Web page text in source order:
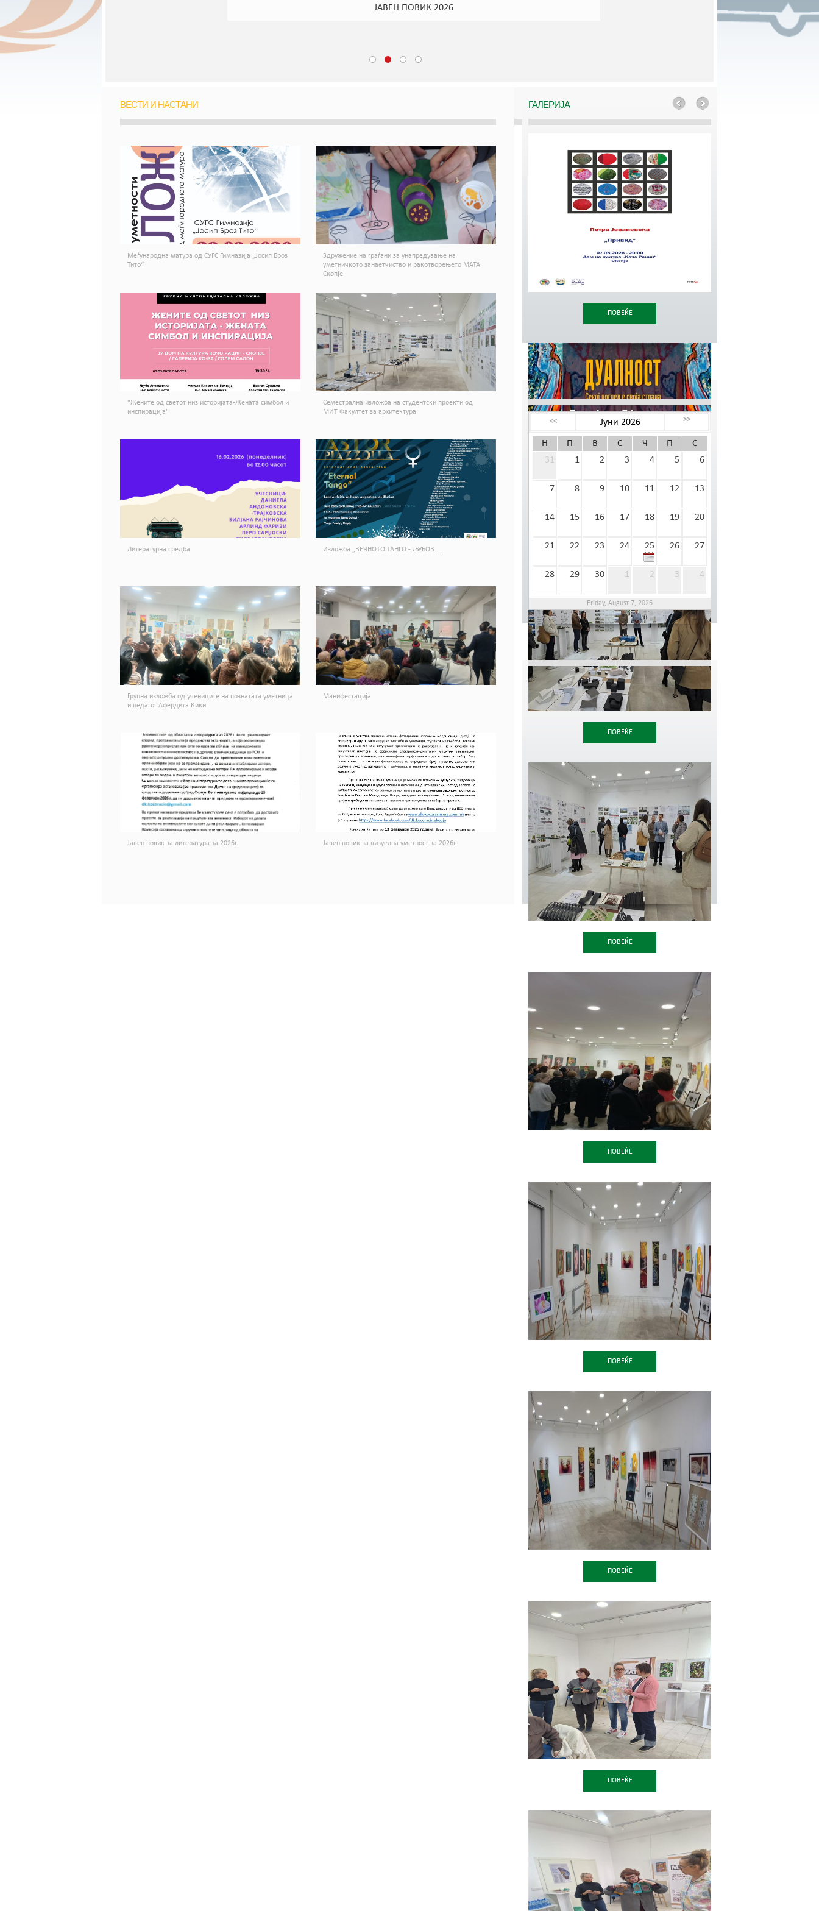
ИЗЛОЖБА НА АНЕТА СТОЈЧЕВСКА
ВЕСТИ И НАСТАНИ
Меѓународна матура од СУГС Гимназија „Јосип Броз
Тито“
Здружение на граѓани за унапредување на
уметничкото занаетчиство и ракотворењето МАТА
Скопје
"Жените од светот низ историјата-Жената симбол и
инспирација"
Семестрална изложба на студентски проекти од
МИТ Факултет за архитектура
Литературна средба Изложба „ВЕЧНОТО ТАНГО - ЉУБОВ....
Групна изложба од учениците на познатата уметница
и педагог Афердита Кики
Манифестација
Јавен повик за литература за 2026г. Јавен повик за визуелна уметност за 2026г.
ГАЛЕРИЈА
ПОВЕЌЕ
ПОВЕЌЕ
ПОВЕЌЕ
ПОВЕЌЕ
ПОВЕЌЕ
ПОВЕЌЕ
ПОВЕЌЕ
КАЛЕНДАР НА НАСТАНИ
<< Јуни 2026 >>
Н П В С Ч П
С
31
1 2 3 4 5 6
7 8 9 10 11 12 13
14 15 16 17 18 19 20
21 22 23 24 25 26 27
28 29 30 1 2 3 4
Friday, August 7, 2026